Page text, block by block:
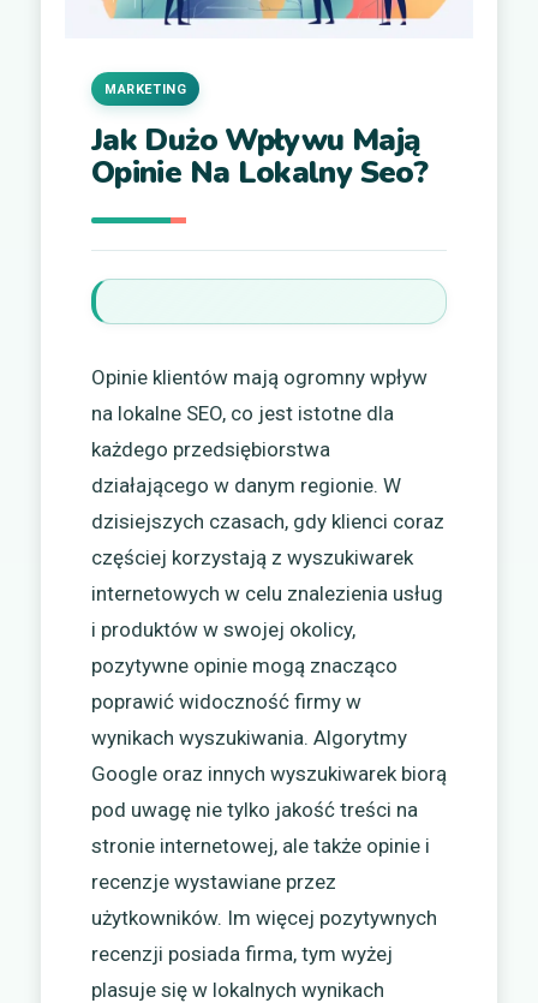
Jak Dużo Wpływu Mają
Opinie Na Lokalny Seo?
MARKETING
Opinie klientów mają ogromny wpływ
na lokalne SEO, co jest istotne dla
każdego przedsiębiorstwa
działającego w danym regionie. W
dzisiejszych czasach, gdy klienci coraz
częściej korzystają z wyszukiwarek
internetowych w celu znalezienia usług
i produktów w swojej okolicy,
pozytywne opinie mogą znacząco
poprawić widoczność firmy w
wynikach wyszukiwania. Algorytmy
Google oraz innych wyszukiwarek biorą
pod uwagę nie tylko jakość treści na
stronie internetowej, ale także opinie i
recenzje wystawiane przez
użytkowników. Im więcej pozytywnych
recenzji posiada firma, tym wyżej
plasuje się w lokalnych wynikach